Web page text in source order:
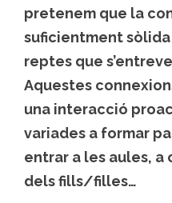
pretenem que la
suficientment
reptes que
Aquestes
una interacció
variades a formar
entrar a les aules,
dels fills/filles…